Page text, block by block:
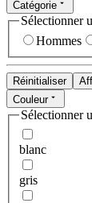
Catégorie
Sélectionner
Hommes
Réinitialiser
Couleur
Sélectionner
blanc
gris